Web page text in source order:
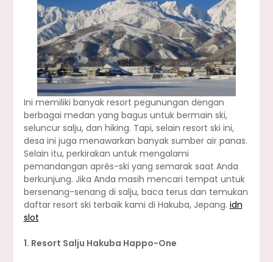
Ini memiliki banyak resort pegunungan dengan
berbagai medan yang bagus untuk bermain ski,
seluncur salju, dan hiking. Tapi, selain resort ski ini,
desa ini juga menawarkan banyak sumber air panas.
Selain itu, perkirakan untuk mengalami
pemandangan après-ski yang semarak saat Anda
berkunjung. Jika Anda masih mencari tempat untuk
bersenang-senang di salju, baca terus dan temukan
daftar resort ski terbaik kami di Hakuba, Jepang. idn
slot
1. Resort Salju Hakuba Happo-One